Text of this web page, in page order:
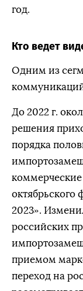
год.
Кто ведет
Одним из
До 2022 г.
решения
порядка
коммерческие
2023».
российских
приемом
переход на